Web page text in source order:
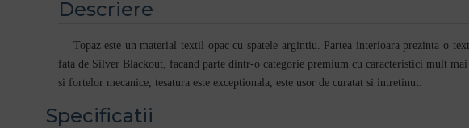
Descriere
Topaz este un material textil opac cu spatele argintiu. Partea interioara prezinta o
fata de Silver Blackout, facand parte dintr-o categorie premium cu caracteristici mult
si fortelor mecanice, tesatura este exceptionala, este usor de curatat si intretinut.
Specificatii